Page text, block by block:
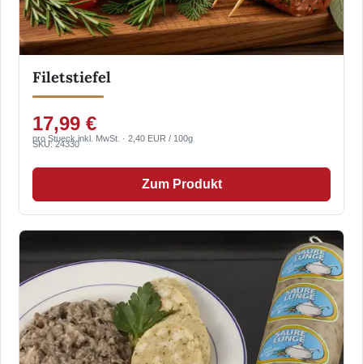
Filetstiefel
17,99 €
pro Stueck inkl. MwSt. · 2,40 EUR / 100g
SKU: 24330
Zum Produkt